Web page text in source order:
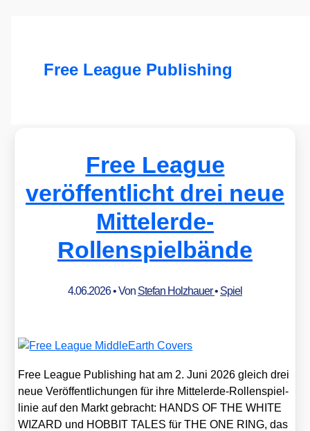
Free League Publishing
Free League
veröffentlicht drei neue
Mittelerde-
Rollenspielbände
4.06.2026• Von Stefan Holzhauer• Spiel
Free League Publi­shing hat am 2. Juni 2026 gleich drei
neue Ver­öf­fent­li­chun­gen für ihre Mit­tel­er­de-Rol­len­spiel­
li­nie auf den Markt gebracht: HANDS OF THE WHITE
WIZARD und HOBBIT TALES für THE ONE RING, das